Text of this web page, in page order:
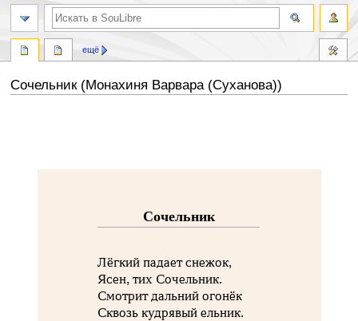
Сочельник (Монахиня Варвара (Суханова))
Сочельник
Лёгкий падает снежок,
Ясен, тих Сочельник.
Смотрит дальний огонёк
Сквозь кудрявый ельник.
ещё